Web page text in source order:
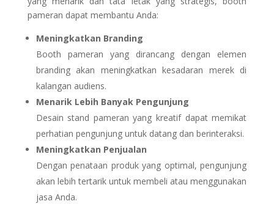
pameran dapat membantu Anda:
Meningkatkan Branding
Booth pameran yang dirancang dengan elemen
branding akan meningkatkan kesadaran merek di
kalangan audiens.
Menarik Lebih Banyak Pengunjung
Desain stand pameran yang kreatif dapat memikat
perhatian pengunjung untuk datang dan berinteraksi.
Meningkatkan Penjualan
Dengan penataan produk yang optimal, pengunjung
akan lebih tertarik untuk membeli atau menggunakan
jasa Anda.